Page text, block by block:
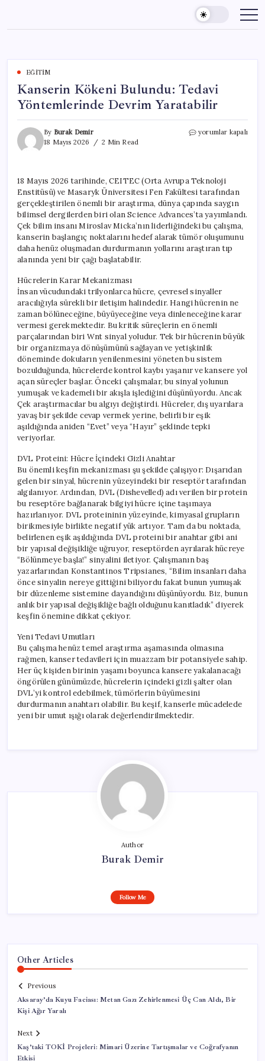
content
EĞITIM
Kanserin Kökeni Bulundu: Tedavi
Yöntemlerinde Devrim Yaratabilir
By Burak Demir
18 Mayıs 2026
2 Min Read
Kanserin
Devrim
Yaratabilir
için
yorumlar kapalı
18 Mayıs 2026 tarihinde, CEITEC (Orta Avrupa Teknoloji
Enstitüsü) ve Masaryk Üniversitesi Fen Fakültesi tarafından
gerçekleştirilen önemli bir araştırma, dünya çapında saygın
bilimsel dergilerden biri olan Science Advances’ta yayımlandı.
Çek bilim insanı Miroslav Micka’nın liderliğindeki bu çalışma,
kanserin başlangıç noktalarını hedef alarak tümör oluşumunu
daha henüz oluşmadan durdurmanın yollarını araştıran tıp
alanında yeni bir çağı başlatabilir.
Hücrelerin Karar Mekanizması
İnsan vücudundaki trilyonlarca hücre, çevresel sinyaller
aracılığıyla sürekli bir iletişim halindedir. Hangi hücrenin ne
zaman bölüneceğine, büyüyeceğine veya dinleneceğine karar
vermesi gerekmektedir. Bu kritik süreçlerin en önemli
parçalarından biri Wnt sinyal yoludur. Tek bir hücrenin büyük
bir organizmaya dönüşümünü sağlayan ve yetişkinlik
döneminde dokuların yenilenmesini yöneten bu sistem
bozulduğunda, hücrelerde kontrol kaybı yaşanır ve kansere yol
açan süreçler başlar. Önceki çalışmalar, bu sinyal yolunun
yumuşak ve kademeli bir akışla işlediğini düşünüyordu. Ancak
Çek araştırmacılar bu algıyı değiştirdi. Hücreler, dış uyarılara
yavaş bir şekilde cevap vermek yerine, belirli bir eşik
aşıldığında aniden “Evet” veya “Hayır” şeklinde tepki
veriyorlar.
DVL Proteini: Hücre İçindeki Gizli Anahtar
Bu önemli keşfin mekanizması şu şekilde çalışıyor: Dışarıdan
gelen bir sinyal, hücrenin yüzeyindeki bir reseptör tarafından
algılanıyor. Ardından, DVL (Dishevelled) adı verilen bir protein
bu reseptöre bağlanarak bilgiyi hücre içine taşımaya
hazırlanıyor. DVL proteininin yüzeyinde, kimyasal grupların
birikmesiyle birlikte negatif yük artıyor. Tam da bu noktada,
belirlenen eşik aşıldığında DVL proteini bir anahtar gibi ani
bir yapısal değişikliğe uğruyor, reseptörden ayrılarak hücreye
“Bölünmeye başla!” sinyalini iletiyor. Çalışmanın baş
yazarlarından Konstantinos Tripsianes, “Bilim insanları daha
önce sinyalin nereye gittiğini biliyordu fakat bunun yumuşak
bir düzenleme sistemine dayandığını düşünüyordu. Biz, bunun
anlık bir yapısal değişikliğe bağlı olduğunu kanıtladık” diyerek
keşfin önemine dikkat çekiyor.
Yeni Tedavi Umutları
Bu çalışma henüz temel araştırma aşamasında olmasına
rağmen, kanser tedavileri için muazzam bir potansiyele sahip.
Her üç kişiden birinin yaşamı boyunca kansere yakalanacağı
öngörülen günümüzde, hücrelerin içindeki gizli şalter olan
DVL’yi kontrol edebilmek, tümörlerin büyümesini
durdurmanın anahtarı olabilir. Bu keşif, kanserle mücadelede
yeni bir umut ışığı olarak değerlendirilmektedir.
Author
Burak Demir
Follow Me
Other Articles
Previous
Aksaray’da Kuyu Faciası: Metan Gazı Zehirlenmesi Üç Can Aldı, Bir
Kişi Ağır Yaralı
Next
Kaş’taki TOKİ Projeleri: Mimari Üzerine Tartışmalar ve Coğrafyanın
Etkisi